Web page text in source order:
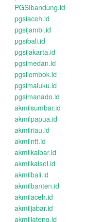
PGSIbandung.id
pgsiaceh.id
pgsijambi.id
pgsibali.id
pgsijakarta.id
pgsimedan.id
pgsilombok.id
pgsimaluku.id
pgsimanado.id
akmilsumbar.id
akmilpapua.id
akmilriau.id
akmilntt.id
akmilkalbar.id
akmilkalsel.id
akmilbali.id
akmilbanten.id
akmilaceh.id
akmiljabar.id
akmiljateng.id